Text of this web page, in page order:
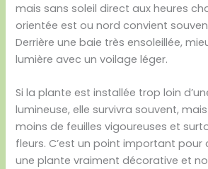
mais sans soleil direct aux heures
orientée est ou nord convient
Derrière une baie très ensoleillée,
lumière avec un voilage léger.
Si la plante est installée trop loin
lumineuse, elle survivra souvent,
moins de feuilles vigoureuses et
fleurs. C’est un point important pour
une plante vraiment décorative et